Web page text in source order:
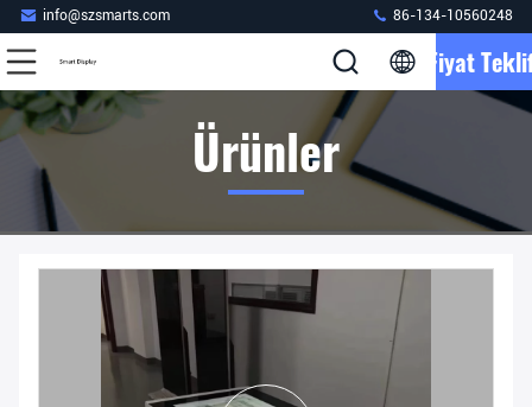
info@szsmarts.com 86-134-10560248
Fiyat
Ürünler